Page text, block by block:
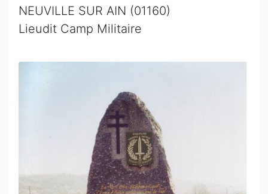
NEUVILLE SUR AIN (01160)
Lieudit Camp Militaire